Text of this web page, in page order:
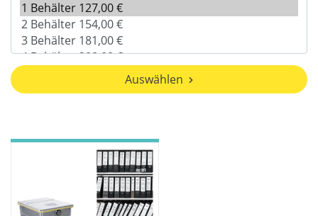
Auswählen